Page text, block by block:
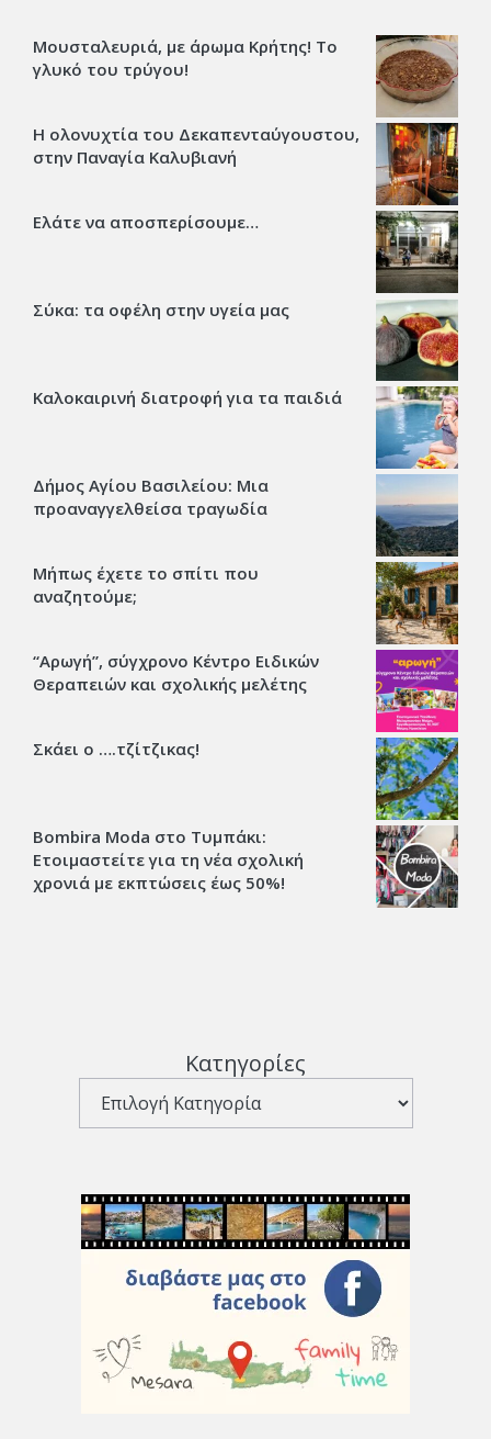
Μουσταλευριά, με άρωμα Κρήτης! Το
γλυκό του τρύγου!
Η ολονυχτία του Δεκαπενταύγουστου,
στην Παναγία Καλυβιανή
Ελάτε να αποσπερίσουμε…
Σύκα: τα οφέλη στην υγεία μας
Καλοκαιρινή διατροφή για τα παιδιά
Δήμος Αγίου Βασιλείου: Μια
προαναγγελθείσα τραγωδία
Μήπως έχετε το σπίτι που
αναζητούμε;
“Αρωγή”, σύγχρονο Κέντρο Ειδικών
Θεραπειών και σχολικής μελέτης
Σκάει ο ….τζίτζικας!
Bombira Moda στο Τυμπάκι:
Ετοιμαστείτε για τη νέα σχολική
χρονιά με εκπτώσεις έως 50%!
Κατηγορίες